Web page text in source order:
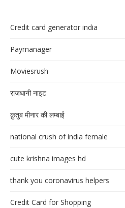
Credit card generator india
Paymanager
Moviesrush
राजधानी नाइट
क़ुतुब मीनार की लम्बाई
national crush of india female
cute krishna images hd
thank you coronavirus helpers
Credit Card for Shopping